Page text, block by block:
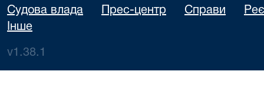
Судова влада Прес-центр Справи
Інше
v1.38.1